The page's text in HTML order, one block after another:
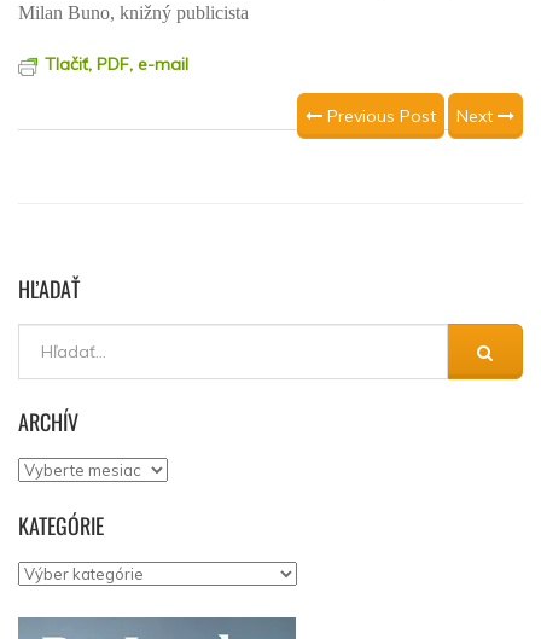
Milan Buno, knižný publicista
Tlačiť, PDF, e-mail
Previous Post Next
HĽADAŤ
ARCHÍV
Archív
KATEGÓRIE
Kategórie